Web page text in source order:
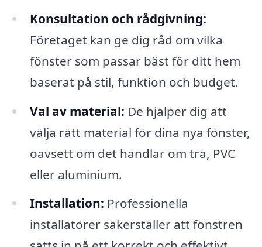
Konsultation och rådgivning:
Företaget kan ge dig råd om vilka
fönster som passar bäst för ditt hem
baserat på stil, funktion och budget.
Val av material: De hjälper dig att
välja rätt material för dina nya fönster,
oavsett om det handlar om trä, PVC
eller aluminium.
Installation: Professionella
installatörer säkerställer att fönstren